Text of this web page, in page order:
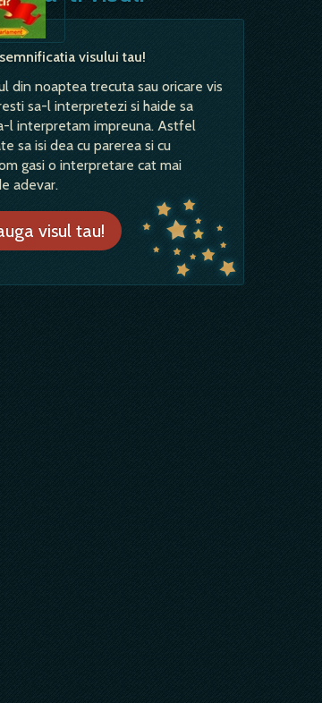
visului tau!
din noaptea trecuta sau oricare vis
sa-l interpretezi si haide sa
l interpretam impreuna. Astfel
sa isi dea cu parerea si cu
gasi o interpretare cat mai
adevar.
visul tau!